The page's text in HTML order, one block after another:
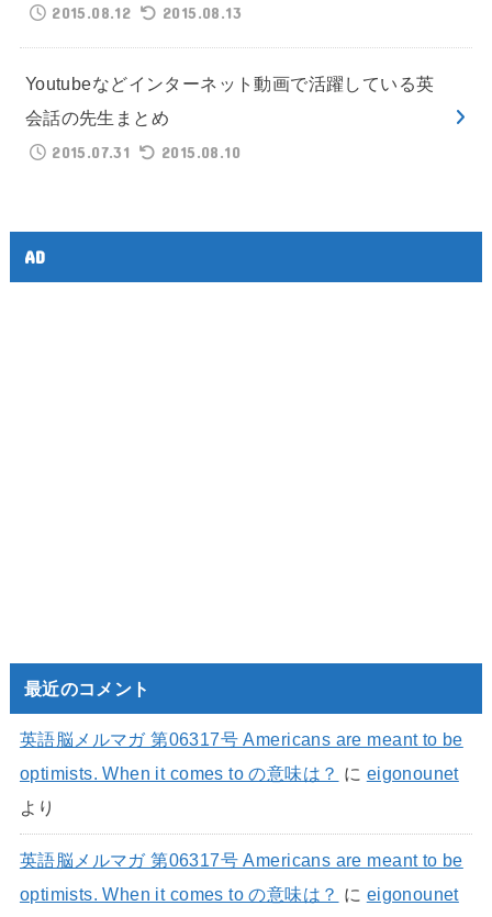
2015.08.12
2015.08.13
Youtubeなどインターネット動画で活躍している英
会話の先生まとめ
2015.07.31
2015.08.10
AD
最近のコメント
英語脳メルマガ 第06317号 Americans are meant to be
optimists. When it comes to の意味は？ に eigonounet
より
英語脳メルマガ 第06317号 Americans are meant to be
optimists. When it comes to の意味は？ に eigonounet